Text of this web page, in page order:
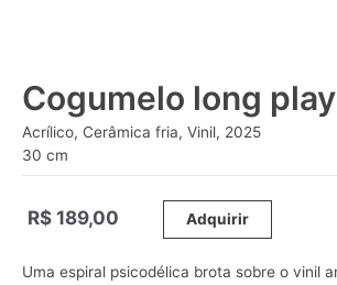
Cogumelo long play
Acrílico, Cerâmica fria, Vinil, 2025
30 cm
R$ 189,00 Adquirir
Uma espiral psicodélica brota sobre o vinil